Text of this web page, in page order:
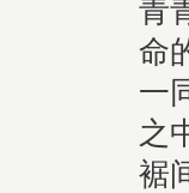
青
命
一
之
裾